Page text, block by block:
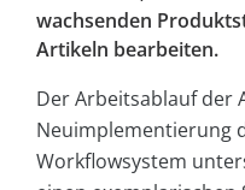
wachsenden
Artikeln bearbeiten.
Der Arbeitsablauf der
Neuimplementierung
Workflowsystem